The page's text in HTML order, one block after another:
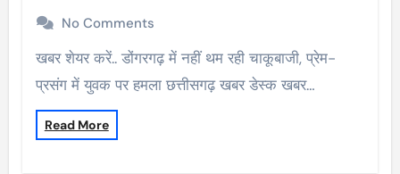
No Comments
खबर शेयर करें.. डोंगरगढ़ में नहीं थम रही चाकूबाजी, प्रेम-
प्रसंग में युवक पर हमला छत्तीसगढ़ खबर डेस्क खबर…
Read More